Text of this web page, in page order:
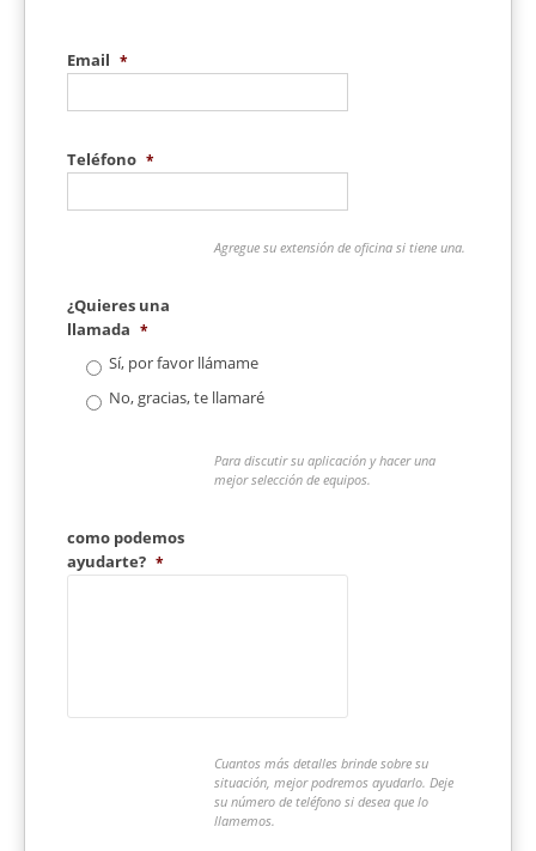
Email *
Teléfono *
Agregue su extensión de oficina si tiene una.
¿Quieres una
llamada *
Sí, por favor llámame
No, gracias, te llamaré
Para discutir su aplicación y hacer una
mejor selección de equipos.
como podemos
ayudarte? *
Cuantos más detalles brinde sobre su
situación, mejor podremos ayudarlo. Deje
su número de teléfono si desea que lo
llamemos.